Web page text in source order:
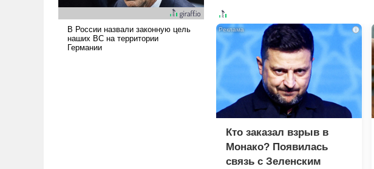
i
Кто заказал взрыв в
Монако? Появилась
связь с Зеленским